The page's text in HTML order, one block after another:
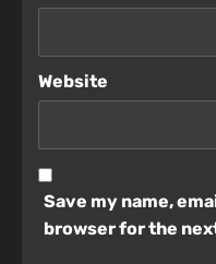
Website
Save my name,
browser for the